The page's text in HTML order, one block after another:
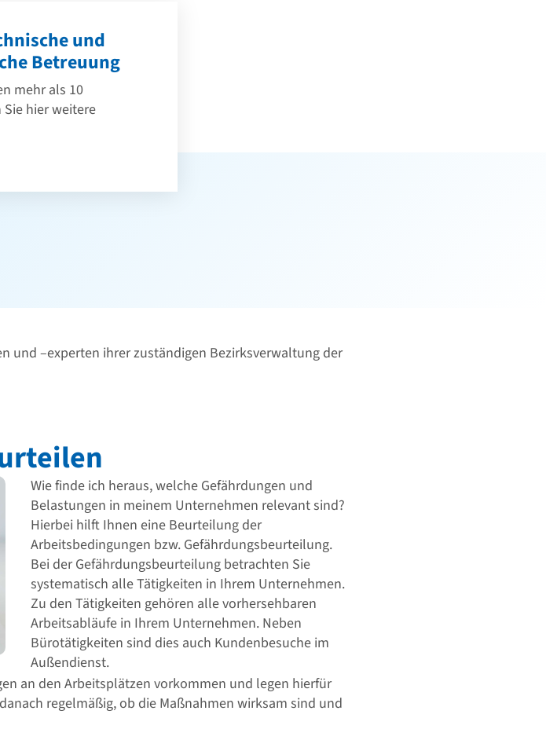
und
Betreuung
mehr als 10
hier weitere
und –experten ihrer zuständigen Bezirksverwaltung der
Wie finde ich heraus, welche Gefährdungen und
Belastungen in meinem Unternehmen relevant sind?
Hierbei hilft Ihnen eine Beurteilung der
Arbeitsbedingungen bzw. Gefährdungsbeurteilung.
Bei der Gefährdungsbeurteilung betrachten Sie
systematisch alle Tätigkeiten in Ihrem Unternehmen.
Zu den Tätigkeiten gehören alle vorhersehbaren
Arbeitsabläufe in Ihrem Unternehmen. Neben
Bürotätigkeiten sind dies auch Kundenbesuche im
Außendienst.
an den Arbeitsplätzen vorkommen und legen hierfür
regelmäßig, ob die Maßnahmen wirksam sind und